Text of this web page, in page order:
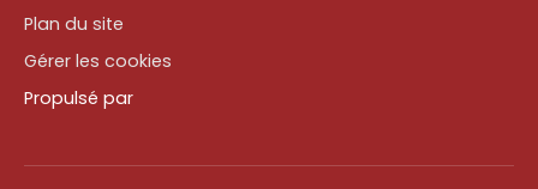
Plan du site
Gérer les cookies
Propulsé par